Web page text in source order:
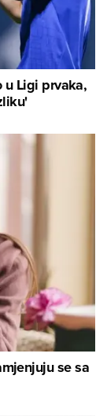
u Ligi prvaka,
se sa